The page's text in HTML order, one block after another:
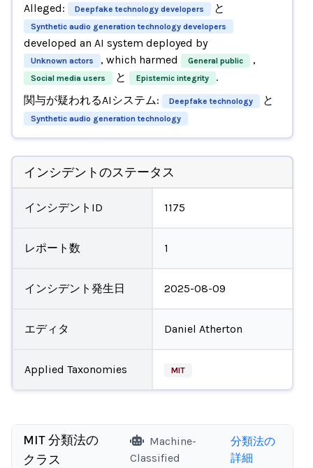
Alleged: Deepfake technology developers と
Synthetic audio generation technology developers
developed an AI system deployed by
Unknown actors , which harmed General public ,
Social media users と Epistemic integrity
.
関与が疑われるAIシステム:
Deepfake technology と
Synthetic audio generation technology
インシデントのステータス
インシデントID 1175
レポート数 1
インシデント発生日 2025-08-09
エディタ Daniel Atherton
Applied Taxonomies MIT
MIT 分類法の
クラス
Machine-
Classified
分類法の
詳細